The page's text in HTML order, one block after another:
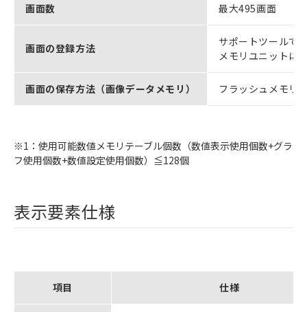
画面数 最大495画面
画面の登録方法
サポートツールで
メモリユニットに
画面の保存方法（画像データメモリ） フラッシュメモリ
※1：使用可能数値メモリテーブル個数（数値表示使用個数+グラ
フ使用個数+数値設定使用個数）≦128個
表示要素仕様
項目 仕様